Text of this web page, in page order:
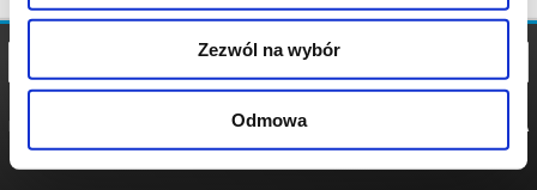
Zezwól na wybór
Odmowa
POLITYKA
POLITYKA